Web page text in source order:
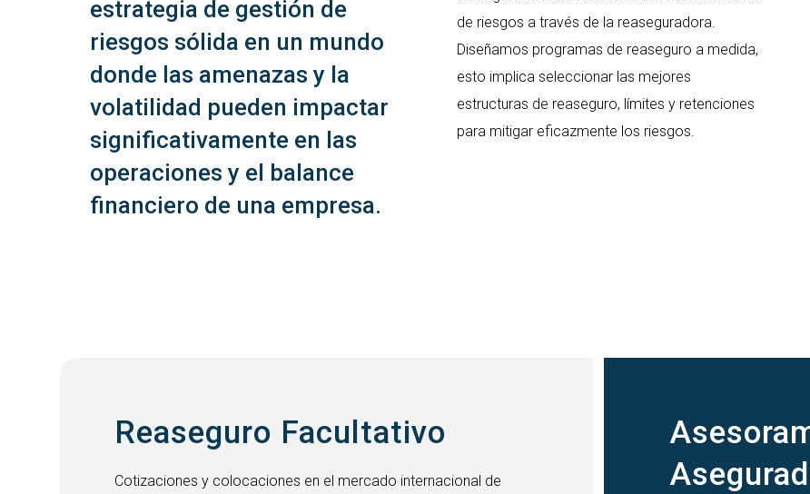
estrategia de gestión de
riesgos sólida en un mundo
donde las amenazas y la
volatilidad pueden impactar
significativamente en las
operaciones y el balance
financiero de una empresa.
de riesgos a través de la reaseguradora.
Diseñamos programas de reaseguro a medida,
esto implica seleccionar las mejores
estructuras de reaseguro, límites y retenciones
para mitigar eficazmente los riesgos.
Reaseguro Facultativo
Cotizaciones y colocaciones en el mercado internacional de